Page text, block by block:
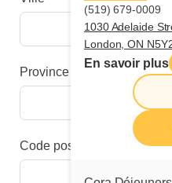
(519) 679-0009
1030 Adelaide
London, ON
En savoir plus
Province
Code postal